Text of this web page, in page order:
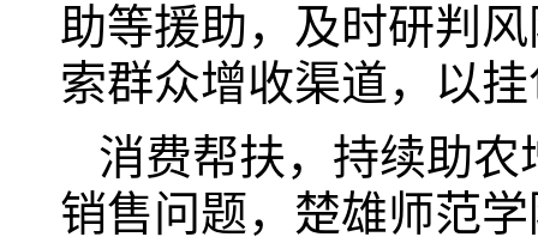
助等援助，及时研判
索群众增收渠道，以
消费帮扶，持续助
销售问题，楚雄师范